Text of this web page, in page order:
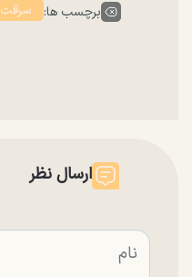
برچسب ها: سرقت
ارسال نظر